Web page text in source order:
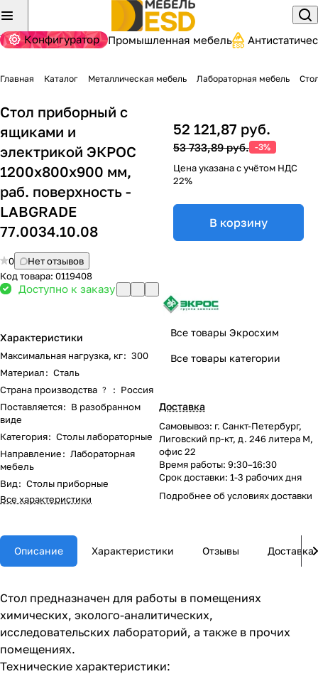
Конфигуратор Промышленная мебель
Главная Каталог Металлическая мебель Лабораторная мебель
Стол приборный с
ящиками и
электрикой ЭКРОС
1200х800х900 мм,
раб. поверхность -
LABGRADE
77.0034.10.08
0
Нет отзывов
Код товара: 0119408
Доступно к заказу
Характеристики
Максимальная нагрузка, кг: 300
Материал: Сталь
Страна производства ? : Россия
Поставляется: В разобранном
виде
Категория: Столы лабораторные
Направление: Лабораторная
мебель
Вид: Столы приборные
Все характеристики
52 121,87 руб.
53 733,89 руб. -3%
Цена указана с учётом НДС
22%
В корзину
Все товары Экросхим
Все товары категории
Доставка
Самовывоз: г. Санкт-Петербург,
Лиговский пр-кт, д. 246 литера М,
офис 22
Время работы: 9:30–16:30
Срок доставки: 1-3 рабочих дня
Подробнее обусловиях доставки
Описание Характеристики Отзывы Доставка
Стол предназначен для работы в помещениях
химических, эколого-аналитических,
исследовательских лабораторий, а также в прочих
помещениях.
Технические характеристики: